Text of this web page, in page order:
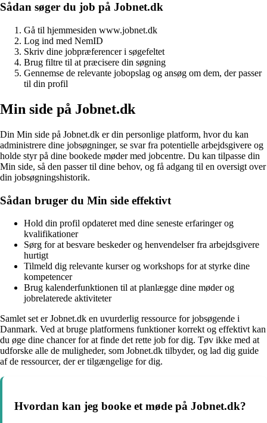
Sådan søger du job på Jobnet.dk
Gå til hjemmesiden www.jobnet.dk
Log ind med NemID
Skriv dine jobpræferencer i søgefeltet
Brug filtre til at præcisere din søgning
Gennemse de relevante jobopslag og ansøg om dem, der passer
til din profil
Min side på Jobnet.dk
Din Min side på Jobnet.dk er din personlige platform, hvor du kan
administrere dine jobsøgninger, se svar fra potentielle arbejdsgivere og
holde styr på dine bookede møder med jobcentre. Du kan tilpasse din
Min side, så den passer til dine behov, og få adgang til en oversigt over
din jobsøgningshistorik.
Sådan bruger du Min side effektivt
Hold din profil opdateret med dine seneste erfaringer og
kvalifikationer
Sørg for at besvare beskeder og henvendelser fra arbejdsgivere
hurtigt
Tilmeld dig relevante kurser og workshops for at styrke dine
kompetencer
Brug kalenderfunktionen til at planlægge dine møder og
jobrelaterede aktiviteter
Samlet set er Jobnet.dk en uvurderlig ressource for jobsøgende i
Danmark. Ved at bruge platformens funktioner korrekt og effektivt kan
du øge dine chancer for at finde det rette job for dig. Tøv ikke med at
udforske alle de muligheder, som Jobnet.dk tilbyder, og lad dig guide
af de ressourcer, der er tilgængelige for dig.
Hvordan kan jeg booke et møde på Jobnet.dk?